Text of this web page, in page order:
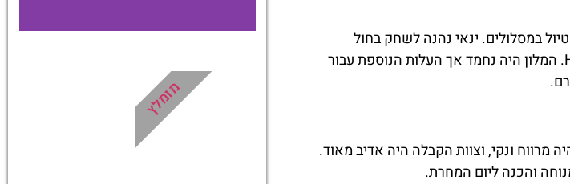
במסלולים. ינאי נהנה לשחק בחול
ובאבנים. המשכנו בנסיעה לאזור דה אורגל, שם לנו במלון Hotel Rural Cal Miquel. המלון היה נחמד אך העלות הנוספת עבור
מרווח ונקי, וצוות הקבלה היה אדיב מאוד.
והכנה ליום המחרת.
מלונות
מציאת מלון
מומלץ?
מומלץ